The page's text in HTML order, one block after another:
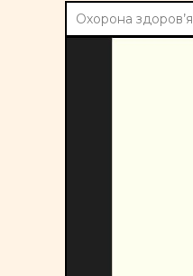
Охорона здоров’я